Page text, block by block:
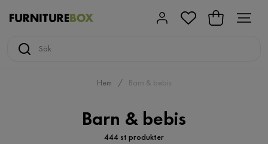
Hem Barn & bebis
Barn & bebis
444 st produkter